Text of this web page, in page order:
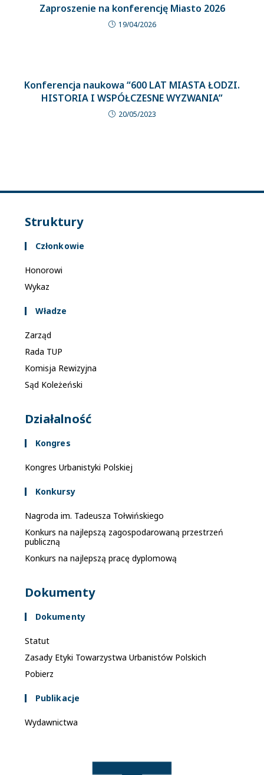
Zaproszenie na konferencję Miasto 2026
19/04/2026
Konferencja naukowa “600 LAT MIASTA ŁODZI.
HISTORIA I WSPÓŁCZESNE WYZWANIA”
20/05/2023
Struktury
Członkowie
Honorowi
Wykaz
Władze
Zarząd
Rada TUP
Komisja Rewizyjna
Sąd Koleżeński
Działalność
Kongres
Kongres Urbanistyki Polskiej
Konkursy
Nagroda im. Tadeusza Tołwińskiego
Konkurs na najlepszą zagospodarowaną przestrzeń
publiczną
Konkurs na najlepszą pracę dyplomową
Dokumenty
Dokumenty
Statut
Zasady Etyki Towarzystwa Urbanistów Polskich
Pobierz
Publikacje
Wydawnictwa